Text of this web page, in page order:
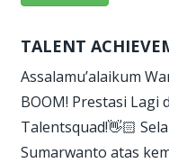
TALENT
Assalamu’alaikum
BOOM! Prestasi Lagi
Talentsquad!👋🏻
Sumarwanto atas